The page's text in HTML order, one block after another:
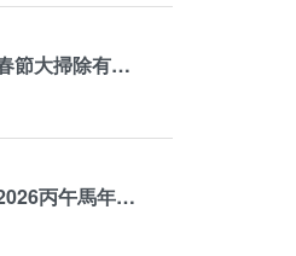
[鄺子傑師傅] 《春節大掃除有哪些風水禁忌呢？》
[鄺子傑師傅] 《2026丙午馬年的準財位》